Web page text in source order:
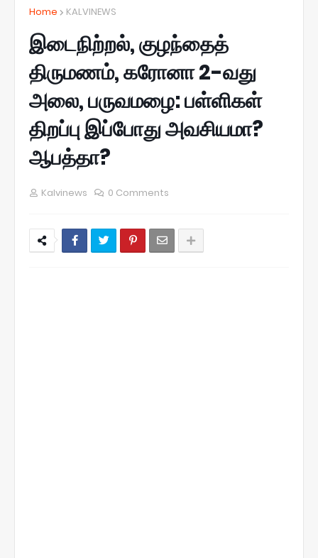
Home KALVINEWS
இடைநிற்றல், குழந்தைத்
திருமணம், கரோனா 2-வது
அலை, பருவமழை: பள்ளிகள்
திறப்பு இப்போது அவசியமா?
ஆபத்தா?
Kalvinews 0 Comments